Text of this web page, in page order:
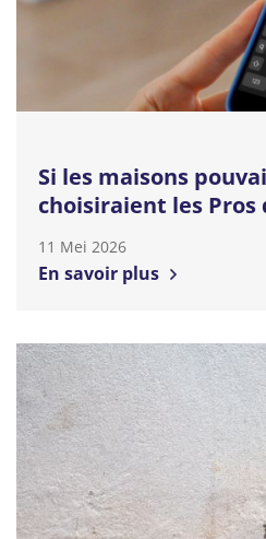
Si les maisons
choisiraient les
11 Mei 2026
En savoir plus